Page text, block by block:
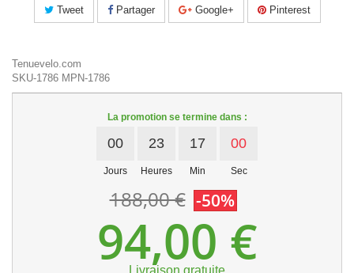
Tweet Partager Google+ Pinterest
Tenuevelo.com
SKU-1786 MPN-1786
La promotion se termine dans :
00
Jours
23
Heures
17
Min
00
Sec
188,00 € -50%
94,00 €
Livraison gratuite